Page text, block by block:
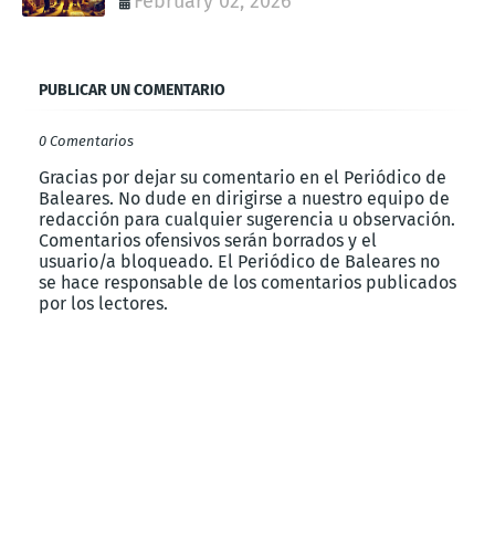
PUBLICAR UN COMENTARIO
0 Comentarios
Gracias por dejar su comentario en el Periódico de
Baleares. No dude en dirigirse a nuestro equipo de
redacción para cualquier sugerencia u observación.
Comentarios ofensivos serán borrados y el
usuario/a bloqueado. El Periódico de Baleares no
se hace responsable de los comentarios publicados
por los lectores.